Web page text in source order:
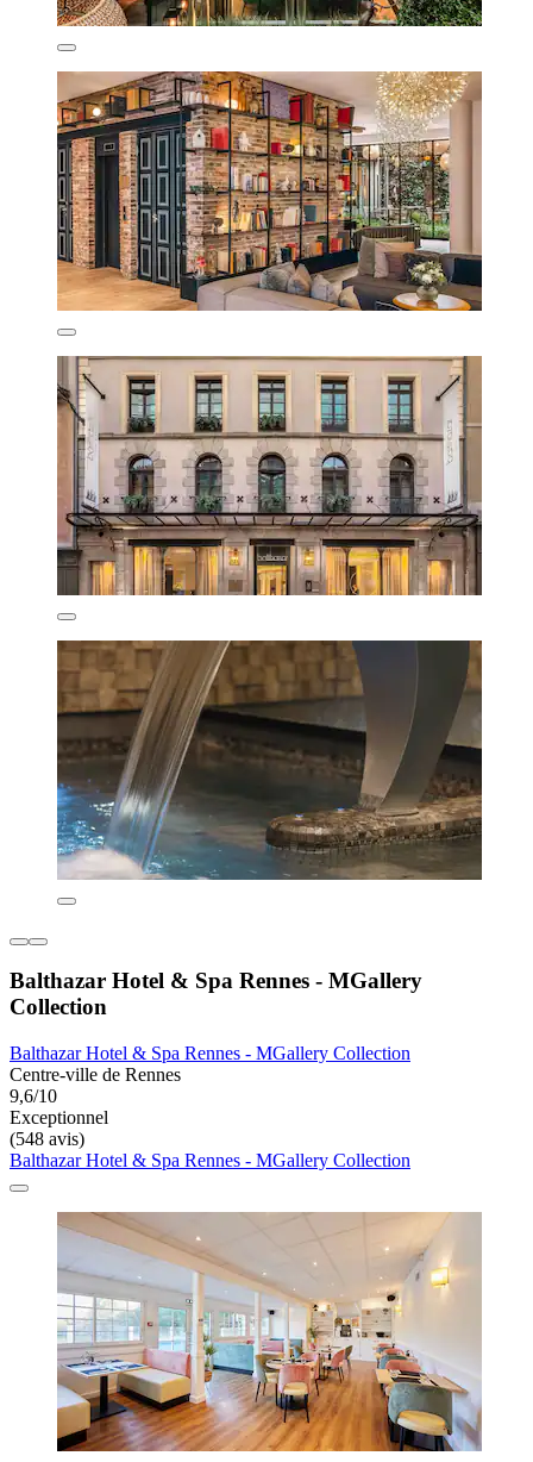
Balthazar Hotel & Spa Rennes - MGallery
Collection
Balthazar Hotel & Spa Rennes - MGallery Collection
Centre-ville de Rennes
9,6/10
Exceptionnel
(548 avis)
Balthazar Hotel & Spa Rennes - MGallery Collection